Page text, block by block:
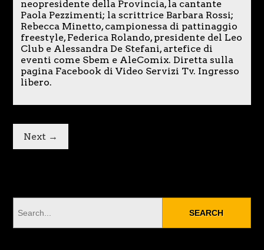
neopresidente della Provincia, la cantante
Paola Pezzimenti; la scrittrice Barbara Rossi;
Rebecca Minetto, campionessa di pattinaggio
freestyle, Federica Rolando, presidente del Leo
Club e Alessandra De Stefani, artefice di
eventi come Sbem e AleComix. Diretta sulla
pagina Facebook di Video Servizi Tv. Ingresso
libero.
Next →